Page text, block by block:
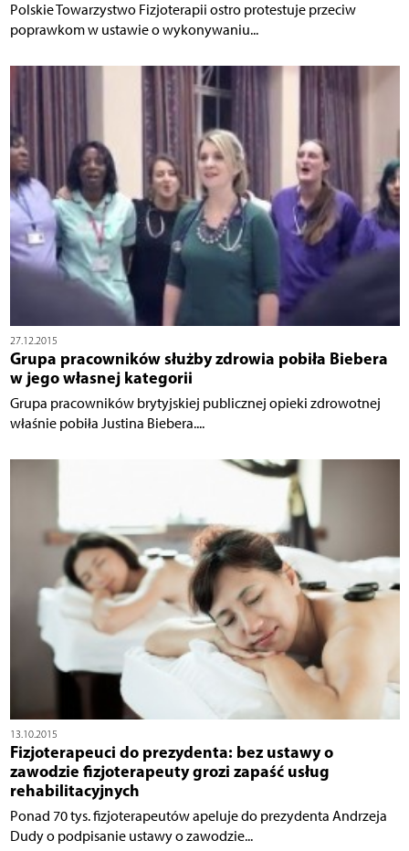
Polskie Towarzystwo Fizjoterapii ostro protestuje przeciw
poprawkom w ustawie o wykonywaniu...
27.12.2015
Grupa pracowników służby zdrowia pobiła Biebera
w jego własnej kategorii
Grupa pracowników brytyjskiej publicznej opieki zdrowotnej
właśnie pobiła Justina Biebera....
13.10.2015
Fizjoterapeuci do prezydenta: bez ustawy o
zawodzie fizjoterapeuty grozi zapaść usług
rehabilitacyjnych
Ponad 70 tys. fizjoterapeutów apeluje do prezydenta Andrzeja
Dudy o podpisanie ustawy o zawodzie...